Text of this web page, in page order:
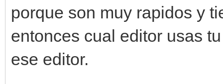
porque son muy rapidos y
entonces cual editor usas
ese editor.